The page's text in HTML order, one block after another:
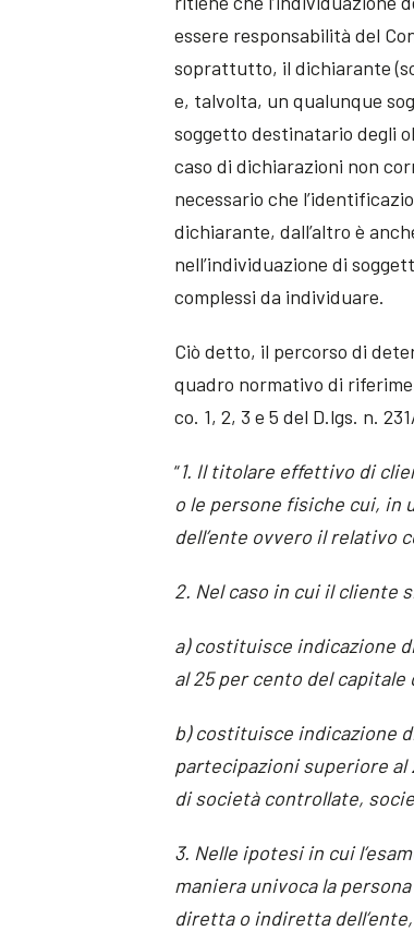
essere responsabilità del
soprattutto, il dichiarante
e, talvolta, un qualunque
soggetto destinatario degli
caso di dichiarazioni non
necessario che
dichiarante, dall’altro è
nell’individuazione di
complessi da individuare.
Ciò detto, il percorso di
quadro normativo di
co. 1, 2, 3 e 5 del D.lgs. n.
“1. Il titolare effettivo di
o le persone fisiche cui,
dell’ente ovvero il relativo
2. Nel caso in cui il cliente
a) costituisce indicazione
al 25 per cento del
b) costituisce indicazione
partecipazioni superiore
di società controllate,
3. Nelle ipotesi in cui
maniera univoca la
diretta o indiretta